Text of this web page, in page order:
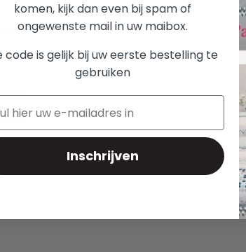
komen, kijk dan even bij spam of
ongewenste mail in uw maibox.
code is gelijk bij uw eerste bestelling te
gebruiken
Inschrijven